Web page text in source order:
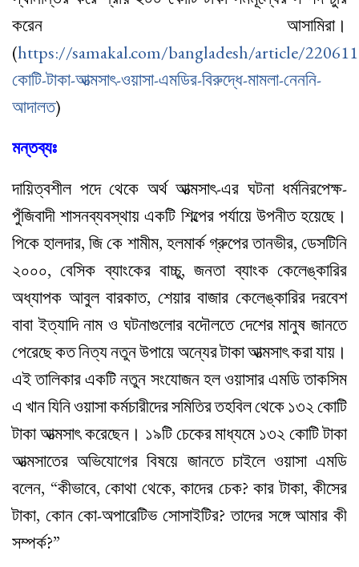
করেন আসামিরা।
(https://samakal.com/bangladesh/article/
কোটি-টাকা-আত্মসাৎ-ওয়াসা-এমডির-বিরুদ্ধে-মামলা-নেননি-
আদালত)
মন্তব্যঃ
দায়িত্বশীল পদে থেকে অর্থ আত্মসাৎ-এর ঘটনা ধর্মনিরপেক্ষ-
পুঁজিবাদী শাসনব্যবস্থায় একটি শিল্পের পর্যায়ে উপনীত হয়েছে।
পিকে হালদার, জি কে শামীম, হলমার্ক গ্রুপের তানভীর, ডেসটিনি
২০০০, বেসিক ব্যাংকের বাচ্চু, জনতা ব্যাংক কেলেঙ্কারির
অধ্যাপক আবুল বারকাত, শেয়ার বাজার কেলেঙ্কারির দরবেশ
বাবা ইত্যাদি নাম ও ঘটনাগুলোর বদৌলতে দেশের মানুষ জানতে
পেরেছে কত নিত্য নতুন উপায়ে অন্যের টাকা আত্মসাৎ করা যায়।
এই তালিকার একটি নতুন সংযোজন হল ওয়াসার এমডি তাকসিম
এ খান যিনি ওয়াসা কর্মচারীদের সমিতির তহবিল থেকে ১৩২ কোটি
টাকা আত্মসাৎ করেছেন। ১৯টি চেকের মাধ্যমে ১৩২ কোটি টাকা
আত্মসাতের অভিযোগের বিষয়ে জানতে চাইলে ওয়াসা এমডি
বলেন, “কীভাবে, কোথা থেকে, কাদের চেক? কার টাকা, কীসের
টাকা, কোন কো-অপারেটিভ সোসাইটির? তাদের সঙ্গে আমার কী
সম্পর্ক?”